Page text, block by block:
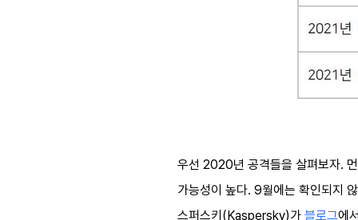
우선 2020년 공격들을 살펴보자.
가능성이 높다. 9월에는 확인되지
스퍼스키(Kaspersky)가 블로그에